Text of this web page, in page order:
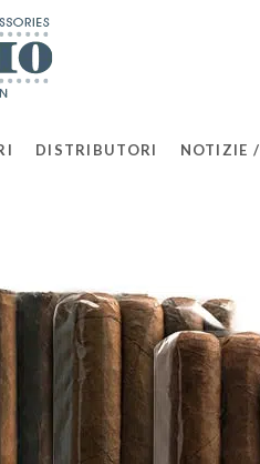
DISTRIBUTORI NOTIZIE